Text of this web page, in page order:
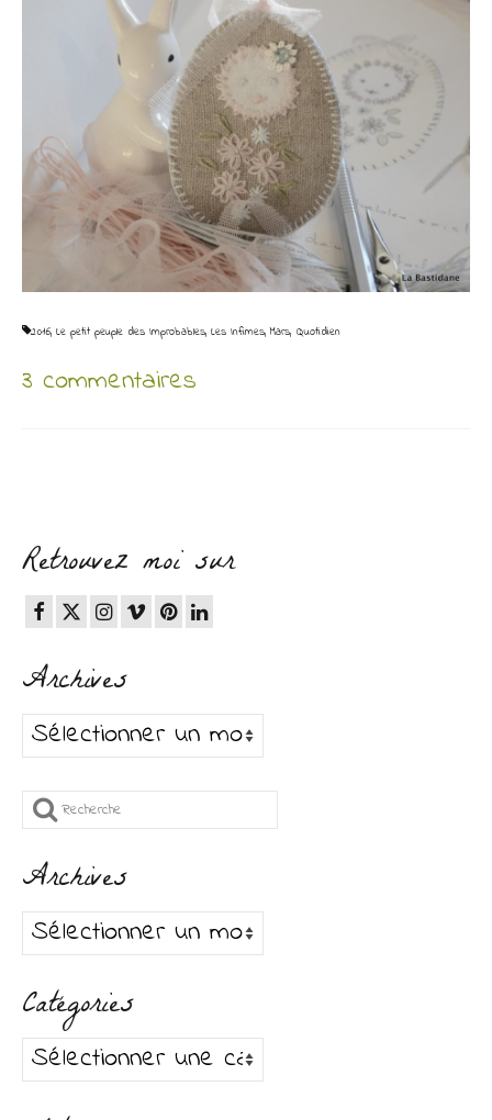
2016, Le petit peuple des Improbables, Les Infimes,Mars, Quotidien
3 commentaires
Retrouvez moi sur
Archives
Archives
Rechercher
Archives
Archives
Catégories
Catégories